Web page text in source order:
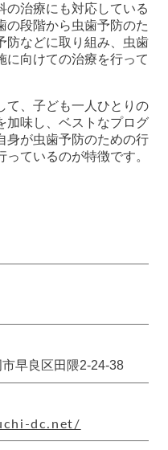
の治療にも対応している
の段階から虫歯予防のた
防などに取り組み、虫歯
に向けての治療を行って
て、子ども一人ひとりの
加味し、ベストなプログ
身が虫歯予防のための行
ているのが特徴です。
早良区田隈2-24-38
dc.net/